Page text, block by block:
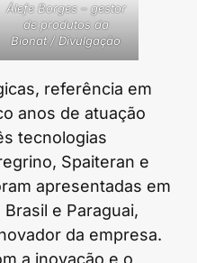
Álefe Borges – gestor
de produtos da
Bionat / Divulgação
referência em
anos de atuação
tecnologias
Spaiteran e
apresentadas em
e Paraguai,
da empresa.